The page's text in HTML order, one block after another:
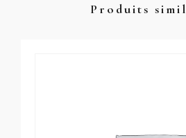
Produits